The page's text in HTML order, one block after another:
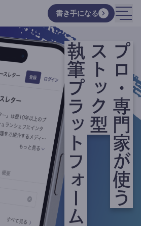
書き手になる
プロ・専門家が使う
ストック型
執筆プラットフォーム